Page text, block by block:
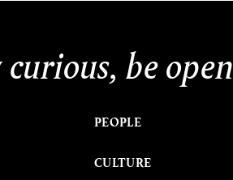
be open
PEOPLE
CULTURE